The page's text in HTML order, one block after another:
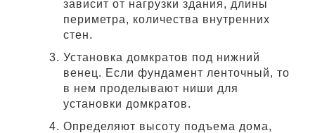
зависит от нагрузки здания, длины
периметра, количества внутренних
стен.
Установка домкратов под нижний
венец. Если фундамент ленточный, то
в нем проделывают ниши для
установки домкратов.
Определяют высоту подъема дома,